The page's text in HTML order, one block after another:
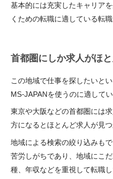
基本的には充実したキャリア
くための転職に適している転
首都圏にしか求人がほ
この地域で仕事を探したいと
MS-JAPANを使うのに適して
東京や大阪などの首都圏には
方になるとほとんど求人が見
地域による検索の絞り込みも
苦労しがちであり、地域にこ
種、年収などを重視して転職